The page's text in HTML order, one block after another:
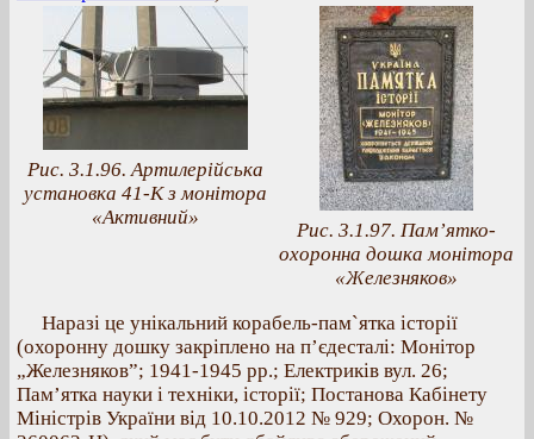
Рис. 3.1.96. Артилерійська
установка 41-К з монітора
«Активний»
Рис. 3.1.97. Пам’ятко-
охоронна дошка монітора
«Железняков»
Наразі це унікальний корабель-пам`ятка історії
(охоронну дошку закріплено на п’єдесталі: Монітор
„Железняков”; 1941-1945 рр.; Електриків вул. 26;
Пам’ятка науки і техніки, історії; Постанова Кабінету
Міністрів України від 10.10.2012 № 929; Охорон. №